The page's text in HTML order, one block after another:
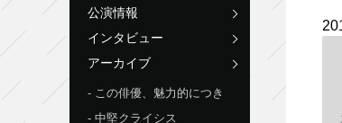
公演情報
インタビュー
アーカイブ
この俳優、魅力的につき
中堅クライシス